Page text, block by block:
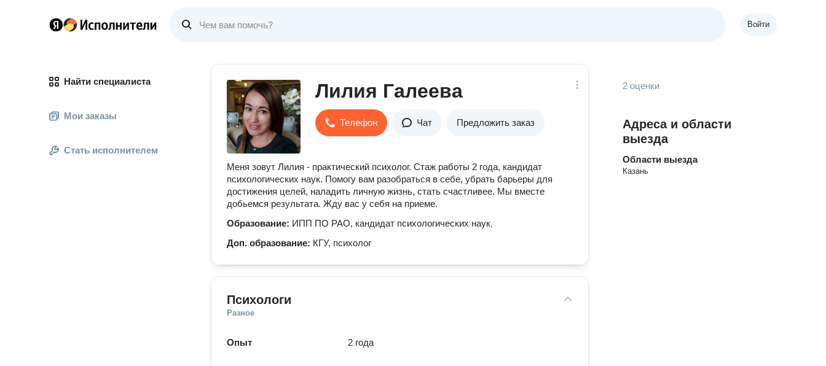
Войти
Найти специалиста
Мои заказы
Стать исполнителем
Лилия Галеева
Телефон Чат Предложить заказ
Меня зовут Лилия - практический психолог. Стаж работы 2 года, кандидат
психологических наук. Помогу вам разобраться в себе, убрать барьеры для
достижения целей, наладить личную жизнь, стать счастливее. Мы вместе
добьемся результата. Жду вас у себя на приеме.
Образование: ИПП ПО РАО, кандидат психологических наук,
Доп. образование: КГУ, психолог
Психологи
Разное
Опыт 2 года
2 оценки
Адреса и области
выезда
Области выезда
Казань